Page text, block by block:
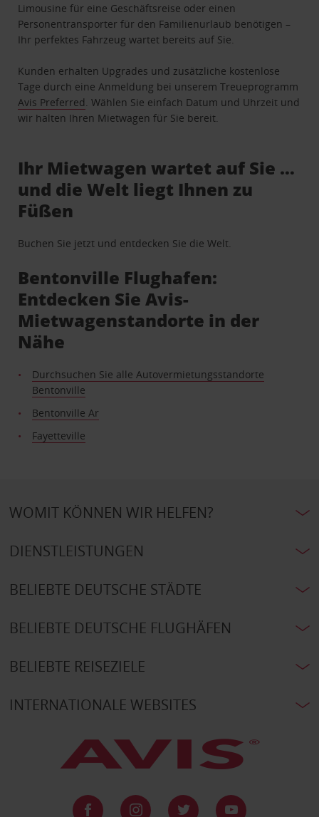
Limousine für eine Geschäftsreise oder einen
Personentransporter für den Familienurlaub benötigen –
Ihr perfektes Fahrzeug wartet bereits auf Sie.
Kunden erhalten Upgrades und zusätzliche kostenlose
Tage durch eine Anmeldung bei unserem Treueprogramm
Avis Preferred . Wählen Sie einfach Datum und Uhrzeit und
wir halten Ihren Mietwagen für Sie bereit.
Ihr Mietwagen wartet auf Sie …
und die Welt liegt Ihnen zu
Füßen
Buchen Sie jetzt und entdecken Sie die Welt.
Bentonville Flughafen:
Entdecken Sie Avis-
Mietwagenstandorte in der
Nähe
Durchsuchen Sie alle Autovermietungsstandorte
Bentonville
Bentonville Ar
Fayetteville
WOMIT KÖNNEN WIR HELFEN?
DIENSTLEISTUNGEN
BELIEBTE DEUTSCHE STÄDTE
BELIEBTE DEUTSCHE FLUGHÄFEN
BELIEBTE REISEZIELE
INTERNATIONALE WEBSITES